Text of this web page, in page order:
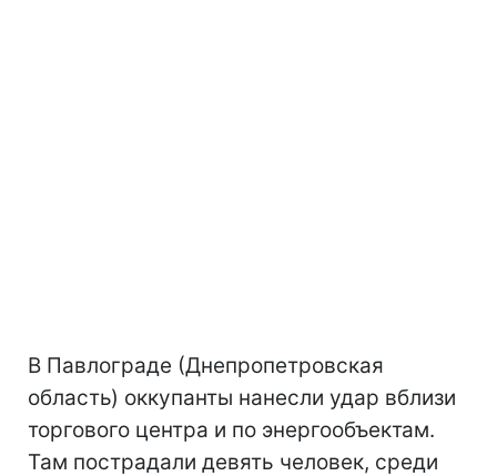
В Павлограде (Днепропетровская
область) оккупанты нанесли удар вблизи
торгового центра и по энергообъектам.
Там пострадали девять человек, среди